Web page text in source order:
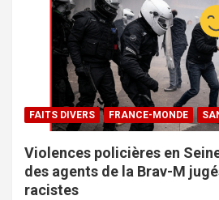
FAITS DIVERS FRANCE-MONDE
Violences policières en
des agents de la Brav-M
racistes